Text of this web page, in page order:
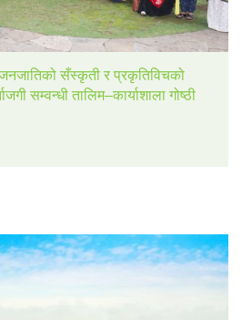
सँस्कृती र प्रकृतिविचको
सम्वन्धी तालिम–कार्याशाला गोष्ठी